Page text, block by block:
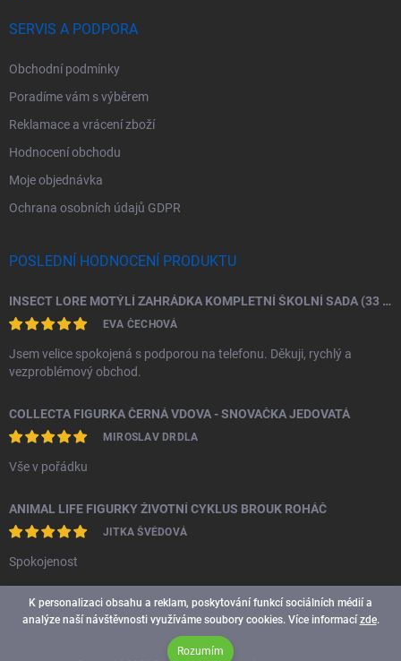
K personalizaci obsahu a reklam, poskytování funkcí sociálních médií a
analýze naší návštěvnosti využíváme soubory cookies. Více informacízde.
Rozumím
SERVIS A PODPORA
Obchodní podmínky
Poradíme vám s výběrem
Reklamace a vrácení zboží
Hodnocení obchodu
Moje objednávka
Ochrana osobních údajů GDPR
POSLEDNÍ HODNOCENÍ PRODUKTU
INSECT LORE MOTÝLÍ ZAHRÁDKA KOMPLETNÍ ŠKOLNÍ SADA (33 HOUSENEK)
EVA ČECHOVÁ
Jsem velice spokojená s podporou na telefonu. Děkuji, rychlý a
vezproblémový obchod.
COLLECTA FIGURKA ČERNÁ VDOVA - SNOVAČKA JEDOVATÁ
MIROSLAV DRDLA
Vše v pořádku
ANIMAL LIFE FIGURKY ŽIVOTNÍ CYKLUS BROUK ROHÁČ
JITKA ŠVÉDOVÁ
Spokojenost